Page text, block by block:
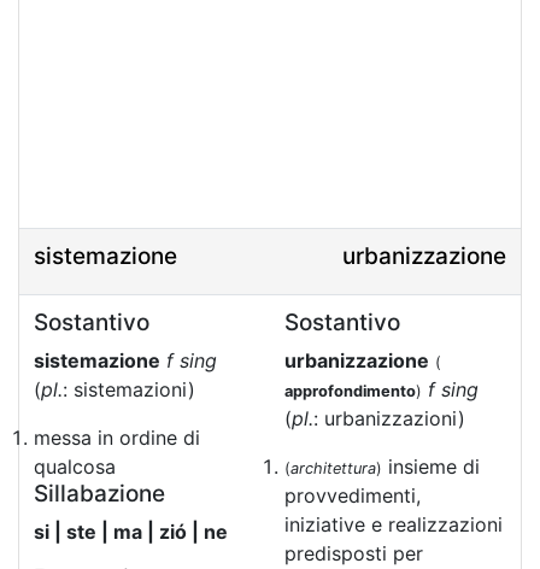
sistemazione urbanizzazione
Sostantivo
sistemazione f sing
(pl.: sistemazioni)
messa in ordine di
qualcosa
Sillabazione
si | ste | ma | zió | ne
Sostantivo
urbanizzazione (
approfondimento) f sing
(pl.: urbanizzazioni)
(architettura) insieme di
provvedimenti,
iniziative e realizzazioni
predisposti per